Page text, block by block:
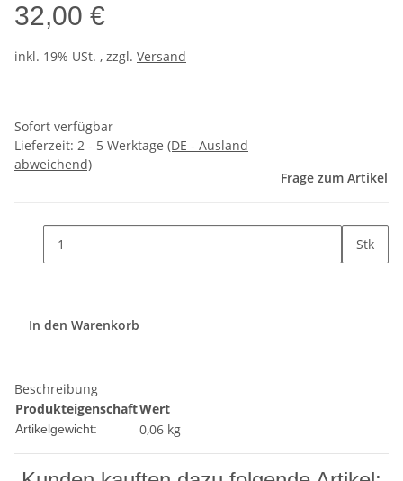
32,00 €
inkl. 19% USt. , zzgl. Versand
Sofort verfügbar
Lieferzeit: 2 - 5 Werktage (DE - Ausland
abweichend)
Frage zum Artikel
Stk
In den Warenkorb
Beschreibung
ProdukteigenschaftWert
Artikelgewicht: 0,06 kg